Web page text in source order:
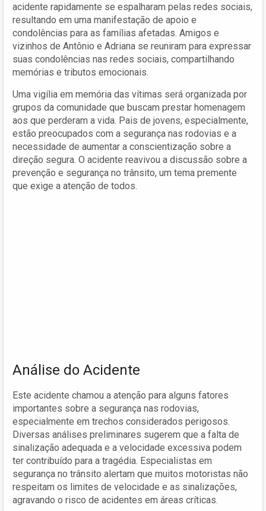
acidente rapidamente se espalharam pelas redes sociais,
resultando em uma manifestação de apoio e
condolências para as famílias afetadas. Amigos e
vizinhos de Antônio e Adriana se reuniram para expressar
suas condolências nas redes sociais, compartilhando
memórias e tributos emocionais.
Uma vigília em memória das vítimas será organizada por
grupos da comunidade que buscam prestar homenagem
aos que perderam a vida. Pais de jovens, especialmente,
estão preocupados com a segurança nas rodovias e a
necessidade de aumentar a conscientização sobre a
direção segura. O acidente reavivou a discussão sobre a
prevenção e segurança no trânsito, um tema premente
que exige a atenção de todos.
Análise do Acidente
Este acidente chamou a atenção para alguns fatores
importantes sobre a segurança nas rodovias,
especialmente em trechos considerados perigosos.
Diversas análises preliminares sugerem que a falta de
sinalização adequada e a velocidade excessiva podem
ter contribuído para a tragédia. Especialistas em
segurança no trânsito alertam que muitos motoristas não
respeitam os limites de velocidade e as sinalizações,
agravando o risco de acidentes em áreas críticas.